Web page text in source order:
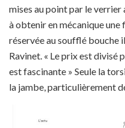
mises au point par le verrier
à obtenir en mécanique une
réservée au soufflé bouche
Ravinet. « Le prix est divisé
est fascinante » Seule la
la jambe, particulièrement